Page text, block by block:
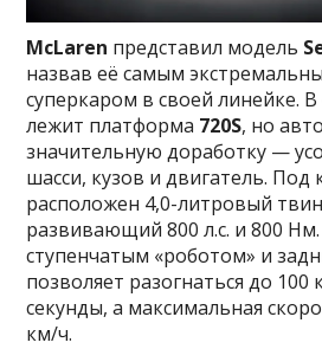
McLaren представил модель
назвав её самым
суперкаром в своей линейке.
лежит платформа 720S, но
значительную доработку —
шасси, кузов и двигатель. Под
расположен 4,0-литровый
развивающий 800 л.с. и 800 Нм.
ступенчатым «роботом» и
позволяет разогнаться до 100
секунды, а максимальная
км/ч.